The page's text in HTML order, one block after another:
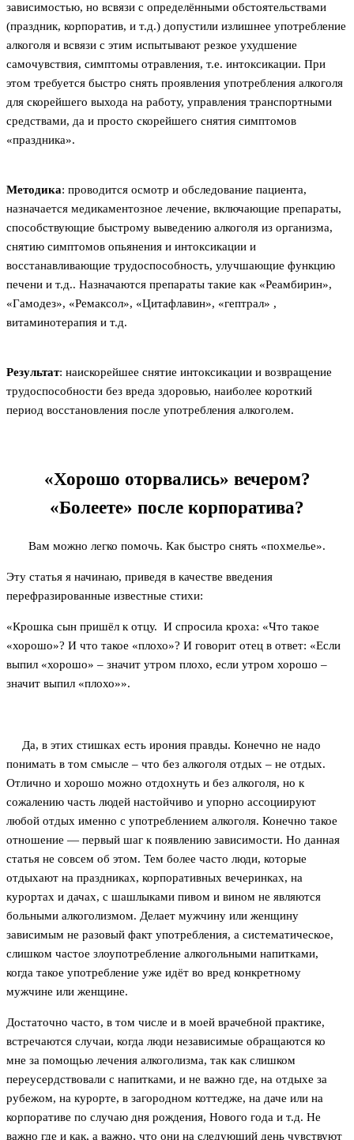
зависимостью, но всвязи с определёнными обстоятельствами
(праздник, корпоратив, и т.д.) допустили излишнее употребление
алкоголя и всвязи с этим испытывают резкое ухудшение
самочувствия, симптомы отравления, т.е. интоксикации. При
этом требуется быстро снять проявления употребления алкоголя
для скорейшего выхода на работу, управления транспортными
средствами, да и просто скорейшего снятия симптомов
«праздника».
Методика: проводится осмотр и обследование пациента,
назначается медикаментозное лечение, включающие препараты,
способствующие быстрому выведению алкоголя из организма,
снятию симптомов опьянения и интоксикации и
восстанавливающие трудоспособность, улучшающие функцию
печени и т.д.. Назначаются препараты такие как «Реамбирин»,
«Гамодез», «Ремаксол», «Цитафлавин», «гептрал» ,
витаминотерапия и т.д.
Результат: наискорейшее снятие интоксикации и возвращение
трудоспособности без вреда здоровью, наиболее короткий
период восстановления после употребления алкоголем.
«Хорошо оторвались» вечером?
«Болеете» после корпоратива?
Вам можно легко помочь. Как быстро снять «похмелье».
Эту статья я начинаю, приведя в качестве введения
перефразированные известные стихи:
«Крошка сын пришёл к отцу. И спросила кроха: «Что такое
«хорошо»? И что такое «плохо»? И говорит отец в ответ: «Если
выпил «хорошо» – значит утром плохо, если утром хорошо –
значит выпил «плохо»».
Да, в этих стишках есть ирония правды. Конечно не надо
понимать в том смысле – что без алкоголя отдых – не отдых.
Отлично и хорошо можно отдохнуть и без алкоголя, но к
сожалению часть людей настойчиво и упорно ассоциируют
любой отдых именно с употреблением алкоголя. Конечно такое
отношение — первый шаг к появлению зависимости. Но данная
статья не совсем об этом. Тем более часто люди, которые
отдыхают на праздниках, корпоративных вечеринках, на
курортах и дачах, с шашлыками пивом и вином не являются
больными алкоголизмом. Делает мужчину или женщину
зависимым не разовый факт употребления, а систематическое,
слишком частое злоупотребление алкогольными напитками,
когда такое употребление уже идёт во вред конкретному
мужчине или женщине.
Достаточно часто, в том числе и в моей врачебной практике,
встречаются случаи, когда люди независимые обращаются ко
мне за помощью лечения алкоголизма, так как слишком
переусердствовали с напитками, и не важно где, на отдыхе за
рубежом, на курорте, в загородном коттедже, на даче или на
корпоративе по случаю дня рождения, Нового года и т.д. Не
важно где и как, а важно, что они на следующий день чувствуют